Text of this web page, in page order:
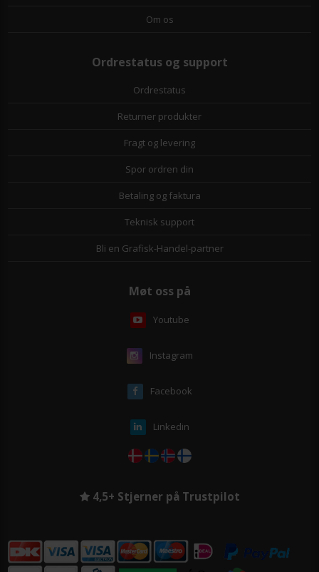
Om os
Ordrestatus og support
Ordrestatus
Returner produkter
Fragt og levering
Spor ordren din
Betaling og faktura
Teknisk support
Bli en Grafisk-Handel-partner
Møt oss på
Youtube
Instagram
Facebook
Linkedin
4,5+ Stjerner på Trustpilot